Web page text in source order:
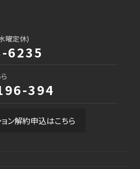
曜定休)
6235
394
ョン解約申込はこちら